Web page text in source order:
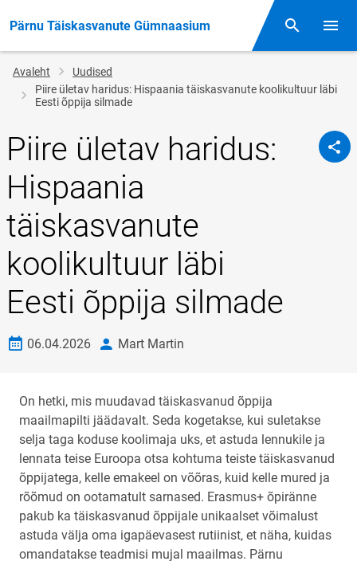
Pärnu Täiskasvanute Gümnaasium Otsing
Jälglink
Avaleht
Uudised
Piire ületav haridus: Hispaania täiskasvanute koolikultuur läbi
Eesti õppija silmade
Piire ületav haridus:
Hispaania
täiskasvanute
koolikultuur läbi
Eesti õppija silmade
Loomise kuupäev
06.04.2026 autorMart Martin
On hetki, mis muudavad täiskasvanud õppija
maailmapilti jäädavalt. Seda kogetakse, kui suletakse
selja taga koduse koolimaja uks, et astuda lennukile ja
lennata teise Euroopa otsa kohtuma teiste täiskasvanud
õppijatega, kelle emakeel on võõras, kuid kelle mured ja
rõõmud on ootamatult sarnased. Erasmus+ õpiränne
pakub ka täiskasvanud õppijale unikaalset võimalust
astuda välja oma igapäevasest rutiinist, et näha, kuidas
omandatakse teadmisi mujal maailmas. Pärnu